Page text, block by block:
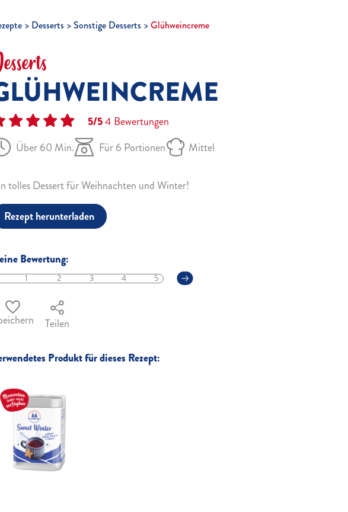
Desserts Sonstige Desserts Glühweincreme
5/54 Bewertungen
Über 60 Min.
Für 6 Portionen Mittel
tolles Dessert für Weihnachten und Winter!
Rezept herunterladen
Bewertung:
1 2 3 4 5
Teilen
Produkt für dieses Rezept: